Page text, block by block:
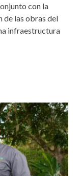
con la
de las obras del
infraestructura